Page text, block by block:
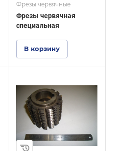
Фрезы червячные
Фрезы червячная
специальная
В корзину